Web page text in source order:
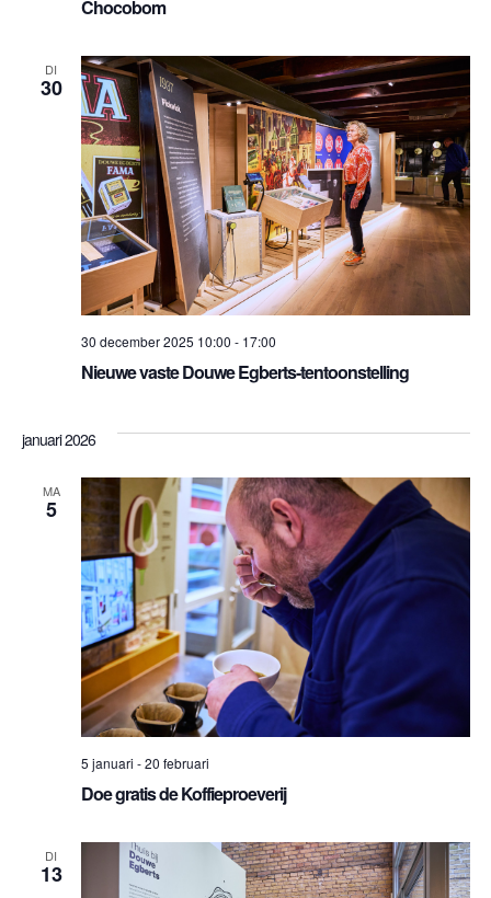
Chocobom
DI
30
Nieuwe vaste Douwe Egberts-tentoonstelling
30 december 2025 10:00 - 17:00
januari 2026
MA
5
Doe gratis de Koffieproeverij
5 januari -20 februari
DI
13